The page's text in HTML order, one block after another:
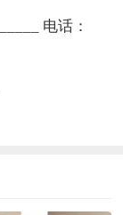
电话：